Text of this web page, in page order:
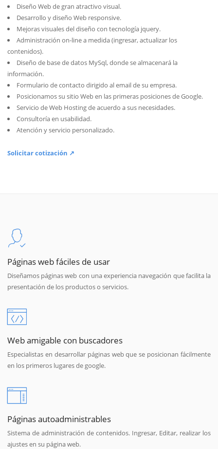
Diseño Web de gran atractivo visual.
Desarrollo y diseño Web responsive.
Mejoras visuales del diseño con tecnología jquery.
Administración on-line a medida (ingresar, actualizar los
contenidos).
Diseño de base de datos MySql, donde se almacenará la
información.
Formulario de contacto dirigido al email de su empresa.
Posicionamos su sitio Web en las primeras posiciones de Google.
Servicio de Web Hosting de acuerdo a sus necesidades.
Consultoría en usabilidad.
Atención y servicio personalizado.
Solicitar cotización ↗
Páginas web fáciles de usar
Diseñamos páginas web con una experiencia navegación que facilita la
presentación de los productos o servicios.
Web amigable con buscadores
Especialistas en desarrollar páginas web que se posicionan fácilmente
en los primeros lugares de google.
Páginas autoadministrables
Sistema de administración de contenidos. Ingresar, Editar, realizar los
ajustes en su página web.